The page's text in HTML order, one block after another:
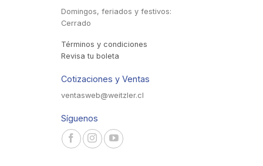
Domingos, feriados y festivos:
Cerrado
Términos y condiciones
Revisa tu boleta
Cotizaciones y Ventas
ventasweb@weitzler.cl
Síguenos